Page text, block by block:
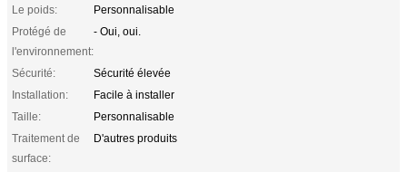
Le poids:
Personnalisable
Protégé de
l'environnement:
- Oui, oui.
Sécurité:
Sécurité élevée
Installation:
Facile à installer
Taille:
Personnalisable
Traitement de
surface:
D'autres produits